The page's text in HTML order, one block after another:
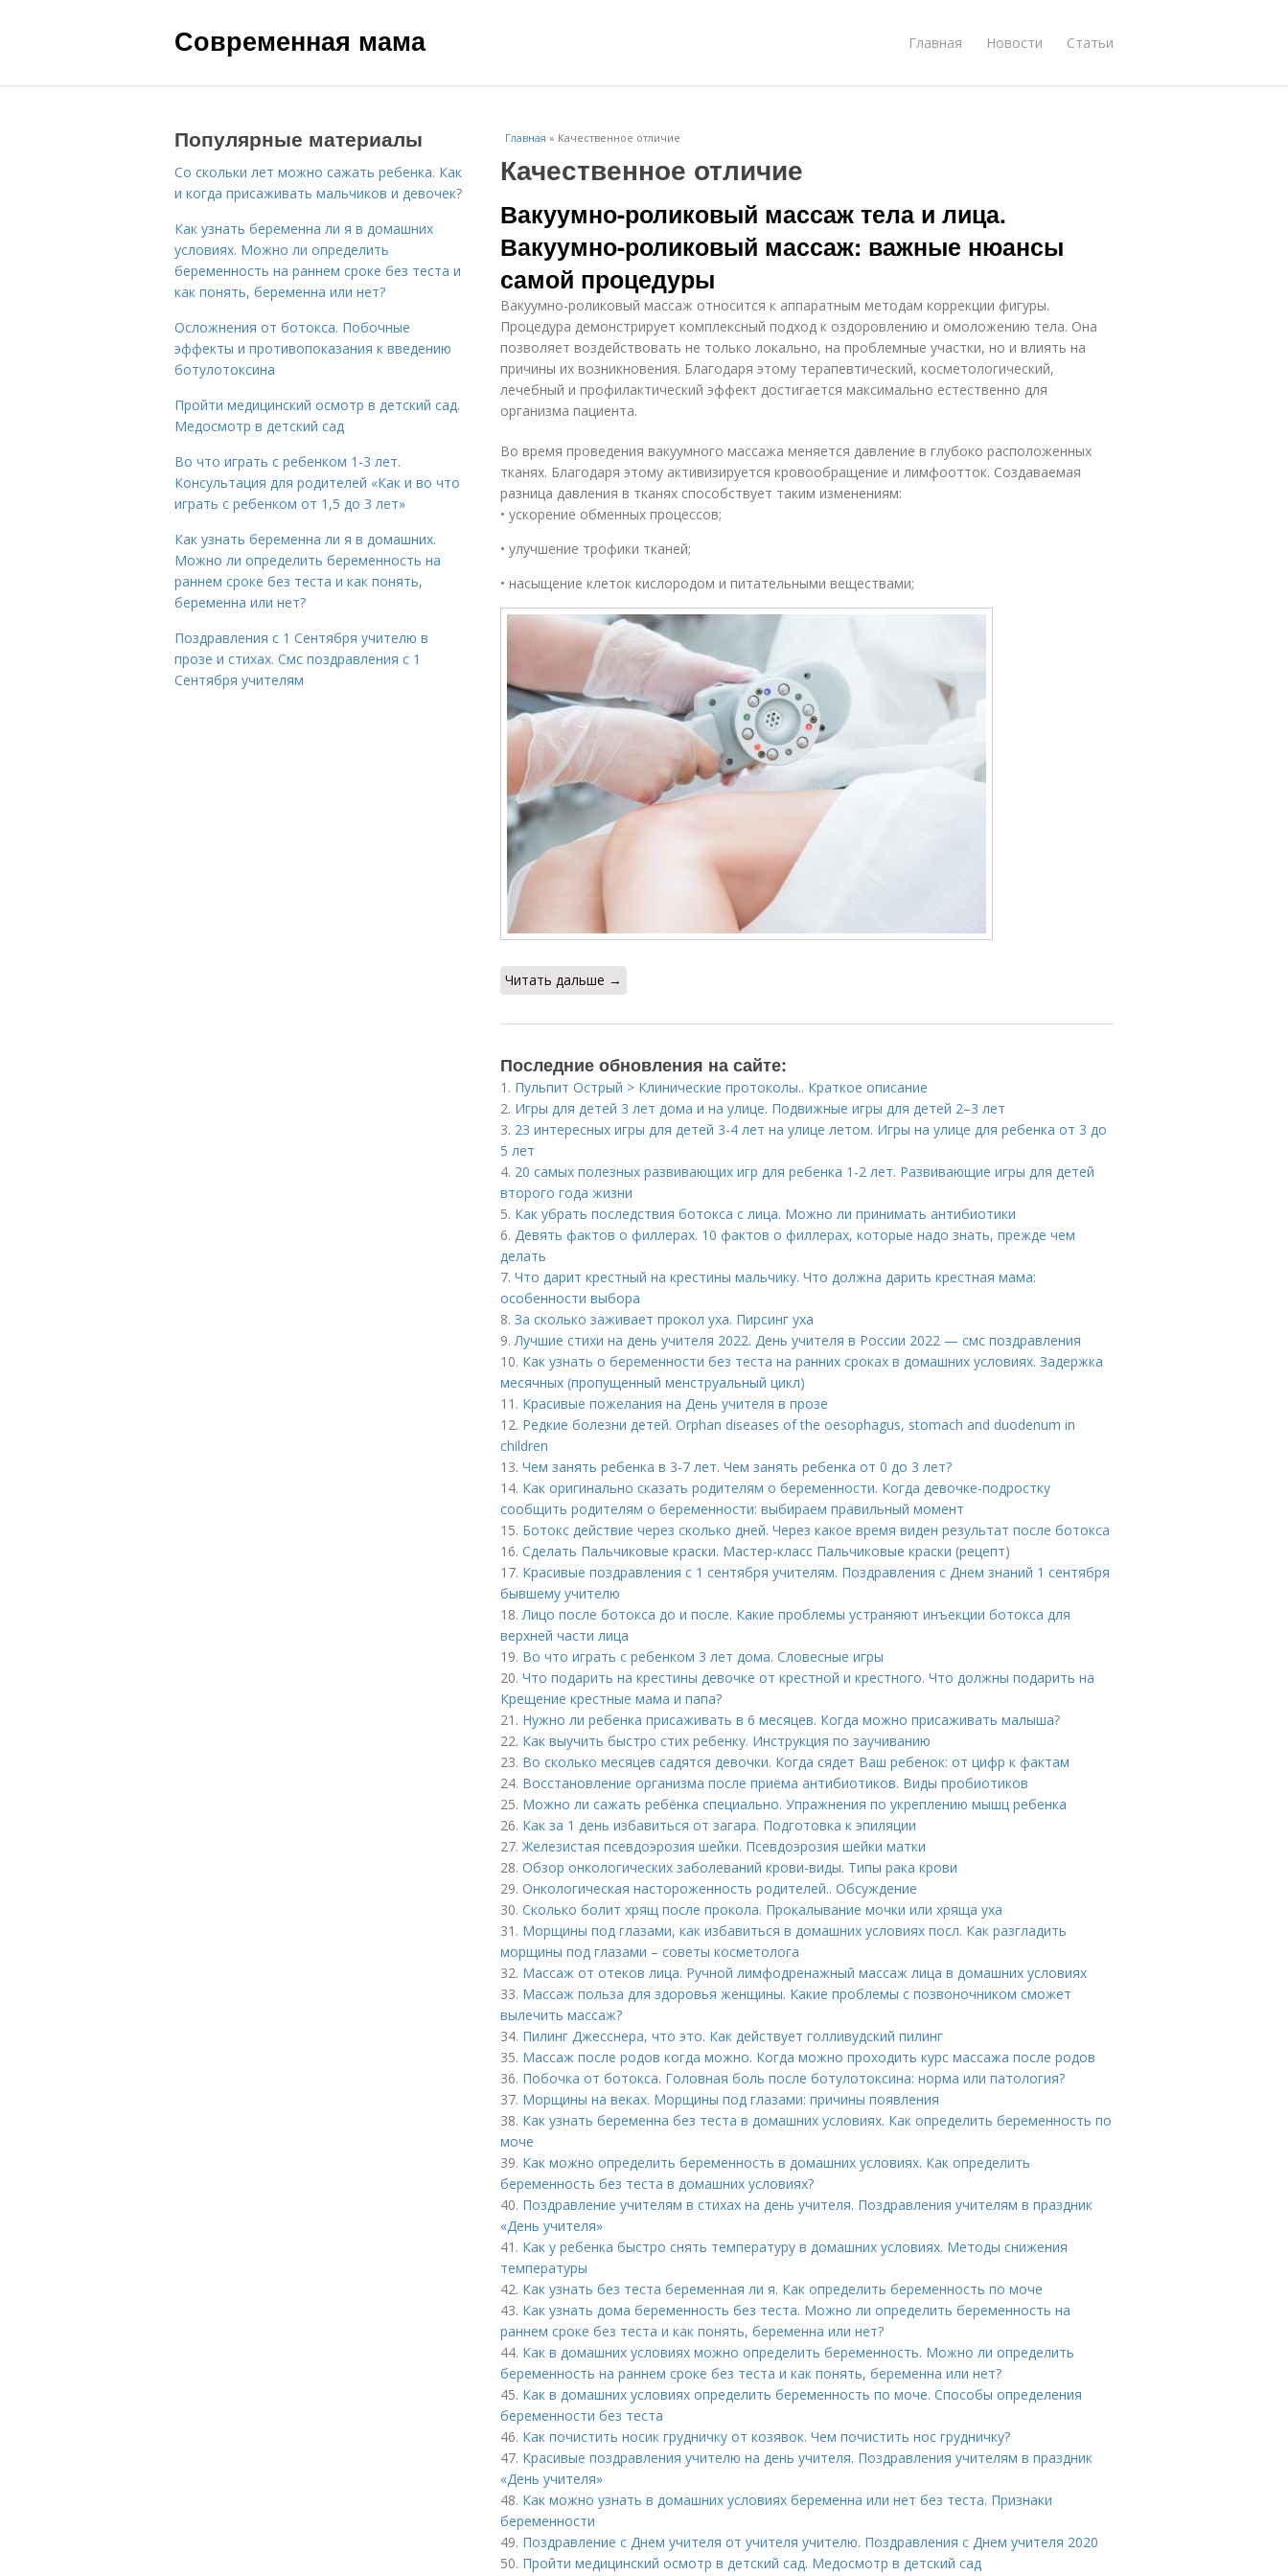
Современная мама Главная Новости Статьи
Главная » Качественное отличие
Качественное отличие
Вакуумно-роликовый массаж тела и лица.
Вакуумно-роликовый массаж: важные нюансы
самой процедуры
Вакуумно-роликовый массаж относится к аппаратным методам коррекции фигуры.
Процедура демонстрирует комплексный подход к оздоровлению и омоложению тела. Она
позволяет воздействовать не только локально, на проблемные участки, но и влиять на
причины их возникновения. Благодаря этому терапевтический, косметологический,
лечебный и профилактический эффект достигается максимально естественно для
организма пациента.
Во время проведения вакуумного массажа меняется давление в глубоко расположенных
тканях. Благодаря этому активизируется кровообращение и лимфоотток. Создаваемая
разница давления в тканях способствует таким изменениям:
• ускорение обменных процессов;
• улучшение трофики тканей;
• насыщение клеток кислородом и питательными веществами;
Читать дальше →
Последние обновления на сайте:
1. Пульпит Острый > Клинические протоколы.. Краткое описание
2. Игры для детей 3 лет дома и на улице. Подвижные игры для детей 2–3 лет
3. 23 интересных игры для детей 3-4 лет на улице летом. Игры на улице для ребенка от 3 до
5 лет
4. 20 самых полезных развивающих игр для ребенка 1-2 лет. Развивающие игры для детей
второго года жизни
5. Как убрать последствия ботокса с лица. Можно ли принимать антибиотики
6. Девять фактов о филлерах. 10 фактов о филлерах, которые надо знать, прежде чем
делать
7. Что дарит крестный на крестины мальчику. Что должна дарить крестная мама:
особенности выбора
8. За сколько заживает прокол уха. Пирсинг уха
9.Лучшие стихи на день учителя 2022. День учителя в России 2022 — смс поздравления
10. Как узнать о беременности без теста на ранних сроках в домашних условиях. Задержка
месячных (пропущенный менструальный цикл)
11. Красивые пожелания на День учителя в прозе
12. Редкие болезни детей. Orphan diseases of the oesophagus, stomach and duodenum in
children
13. Чем занять ребенка в 3-7 лет. Чем занять ребенка от 0 до 3 лет?
14. Как оригинально сказать родителям о беременности. Когда девочке-подростку
сообщить родителям о беременности: выбираем правильный момент
15. Ботокс действие через сколько дней. Через какое время виден результат после ботокса
16. Сделать Пальчиковые краски. Мастер-класс Пальчиковые краски (рецепт)
17. Красивые поздравления с 1 сентября учителям. Поздравления с Днем знаний 1 сентября
бывшему учителю
18.Лицо после ботокса до и после. Какие проблемы устраняют инъекции ботокса для
верхней части лица
19. Во что играть с ребенком 3 лет дома. Словесные игры
20. Что подарить на крестины девочке от крестной и крестного. Что должны подарить на
Крещение крестные мама и папа?
21. Нужно ли ребенка присаживать в 6 месяцев. Когда можно присаживать малыша?
22. Как выучить быстро стих ребенку. Инструкция по заучиванию
23. Во сколько месяцев садятся девочки. Когда сядет Ваш ребенок: от цифр к фактам
24. Восстановление организма после приёма антибиотиков. Виды пробиотиков
25. Можно ли сажать ребёнка специально. Упражнения по укреплению мышц ребенка
26. Как за 1 день избавиться от загара. Подготовка к эпиляции
27.Железистая псевдоэрозия шейки. Псевдоэрозия шейки матки
28. Обзор онкологических заболеваний крови-виды. Типы рака крови
29. Онкологическая настороженность родителей.. Обсуждение
30. Сколько болит хрящ после прокола. Прокалывание мочки или хряща уха
31. Морщины под глазами, как избавиться в домашних условиях посл. Как разгладить
морщины под глазами – советы косметолога
32. Массаж от отеков лица. Ручной лимфодренажный массаж лица в домашних условиях
33. Массаж польза для здоровья женщины. Какие проблемы с позвоночником сможет
вылечить массаж?
34. Пилинг Джесснера, что это. Как действует голливудский пилинг
35. Массаж после родов когда можно. Когда можно проходить курс массажа после родов
36. Побочка от ботокса. Головная боль после ботулотоксина: норма или патология?
37. Морщины на веках. Морщины под глазами: причины появления
38. Как узнать беременна без теста в домашних условиях. Как определить беременность по
моче
39. Как можно определить беременность в домашних условиях. Как определить
беременность без теста в домашних условиях?
40. Поздравление учителям в стихах на день учителя. Поздравления учителям в праздник
«День учителя»
41. Как у ребенка быстро снять температуру в домашних условиях. Методы снижения
температуры
42. Как узнать без теста беременная ли я. Как определить беременность по моче
43. Как узнать дома беременность без теста. Можно ли определить беременность на
раннем сроке без теста и как понять, беременна или нет?
44. Как в домашних условиях можно определить беременность. Можно ли определить
беременность на раннем сроке без теста и как понять, беременна или нет?
45. Как в домашних условиях определить беременность по моче. Способы определения
беременности без теста
46. Как почистить носик грудничку от козявок. Чем почистить нос грудничку?
47. Красивые поздравления учителю на день учителя. Поздравления учителям в праздник
«День учителя»
48. Как можно узнать в домашних условиях беременна или нет без теста. Признаки
беременности
49. Поздравление с Днем учителя от учителя учителю. Поздравления с Днем учителя 2020
50. Пройти медицинский осмотр в детский сад. Медосмотр в детский сад
Популярные материалы
Со скольки лет можно сажать ребенка. Как
и когда присаживать мальчиков и девочек?
Как узнать беременна ли я в домашних
условиях. Можно ли определить
беременность на раннем сроке без теста и
как понять, беременна или нет?
Осложнения от ботокса. Побочные
эффекты и противопоказания к введению
ботулотоксина
Пройти медицинский осмотр в детский сад.
Медосмотр в детский сад
Во что играть с ребенком 1-3 лет.
Консультация для родителей «Как и во что
играть с ребенком от 1,5 до 3 лет»
Как узнать беременна ли я в домашних.
Можно ли определить беременность на
раннем сроке без теста и как понять,
беременна или нет?
Поздравления с 1 Сентября учителю в
прозе и стихах. Смс поздравления с 1
Сентября учителям